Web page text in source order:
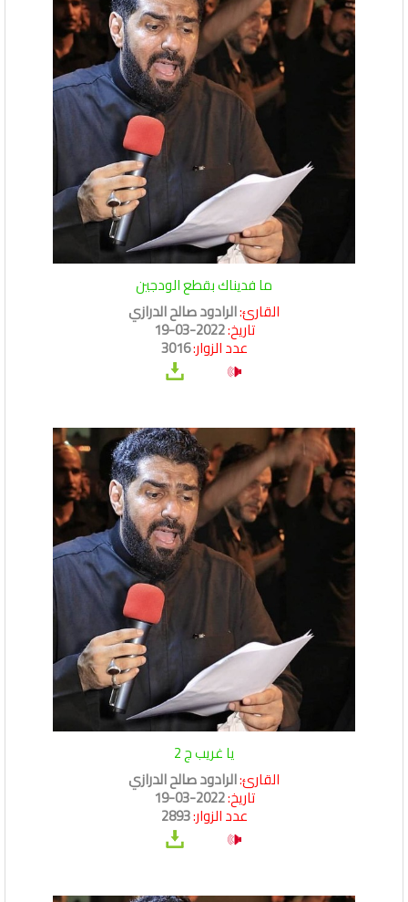
ما فديناك بقطع الودجين
القارئ:الرادود صالح الدرازي
تاريخ:2022-03-19
عدد الزوار:3016
يا غريب ج 2
القارئ:الرادود صالح الدرازي
تاريخ:2022-03-19
عدد الزوار:2893